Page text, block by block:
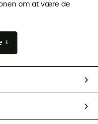
om at være de
+